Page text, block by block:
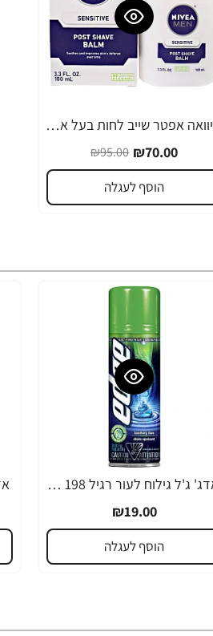
-26%
ניוואה אפטר שייב לחות בעל אפקט מצנן לאחר גילוח - 100 מ''ל - מבית NIVEA
₪70.00
₪95.00
הוסף לעגלה
אדג' ג'ל גילוח לעור רגיל 198 גרם - מבית EDGE
₪19.00
הוסף לעגלה